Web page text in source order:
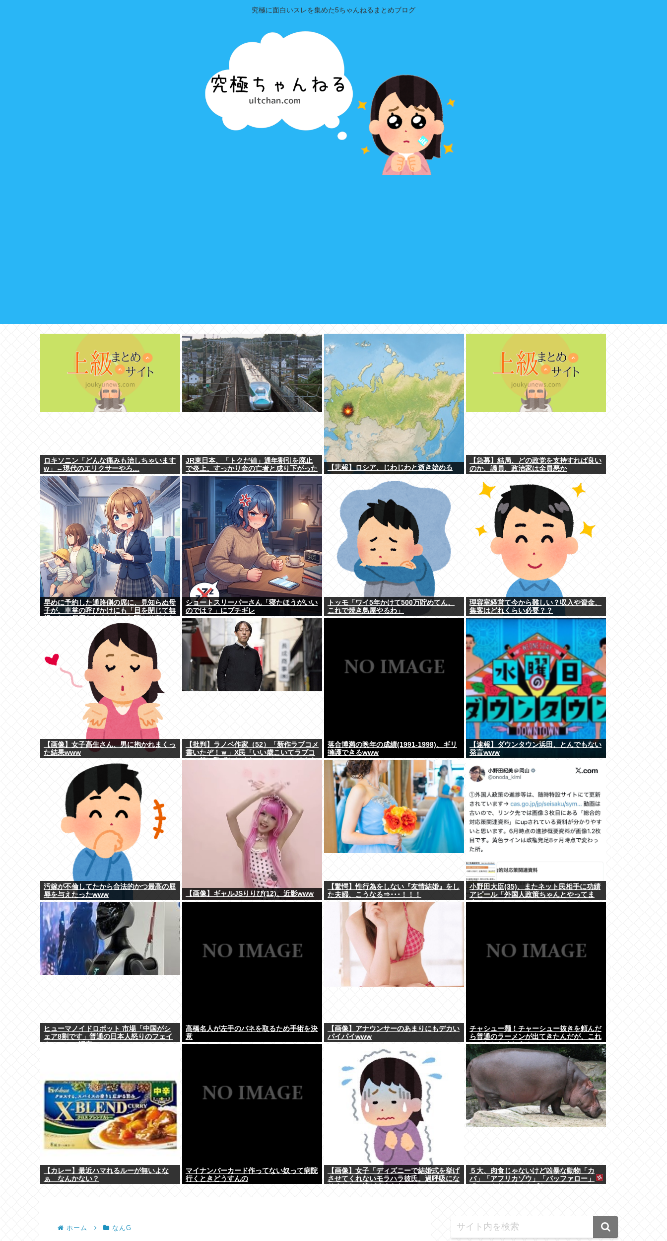
究極に面白いスレを集めた5ちゃんねるまとめブログ
ロキソニン「どんな痛みも治しちゃいます
w」←現代のエリクサーやろ…
JR東日本、「トクだ値」通年割引を廃止
で炎上。すっかり金の亡者と成り下がった
な
【悲報】ロシア、じわじわと逝き始める
【急募】結局、どの政党を支持すれば良い
のか、議員、政治家は全員悪か
早めに予約した通路側の席に、見知らぬ母
子が。車掌の呼びかけにも「目を閉じて無
た席は、結局“やったもん勝ち”になっ...
ショートスリーパーさん「寝たほうがいい
のでは？」にブチギレ
トッモ「ワイ5年かけて500万貯めてん、
これで焼き鳥屋やるわ」
理容室経営て今から難しい？収入や資金、
集客はどれくらい必要？？
【画像】女子高生さん、男に抱かれまくっ
た結果www
【批判】ラノベ作家（52）「新作ラブコメ
書いたぞ！ｗ」X民「いい歳こいてラブコ
メ（笑）恥ずかしくないの？」←やめたれ
落合博満の晩年の成績(1991-1998)、ギリ
擁護できるwww
【速報】ダウンタウン浜田、とんでもない
発言www
汚嫁が不倫してたから合法的かつ最高の屈
辱を与えたったwww
【画像】ギャルJSりりぴ(12)、近影www
【驚愕】性行為をしない『友情結婚』をし
た夫婦、こうなる⇒･･･！！！
小野田大臣(35)、またネット民相手に功績
アピール「外国人政策ちゃんとやってま
す」www
ヒューマノイドロボット 市場「中国がシ
ェア8割です」普通の日本人怒りのフェイ
高橋名人が左手のバネを取るため手術を決
意
【画像】アナウンサーのあまりにもデカい
パイパイwww
チャシュー麺！チャーシュー抜きを頼んだ
ら普通のラーメンが出てきたんだが、これ
っておかしくねえ？
【カレー】最近ハマれるルーが無いよな
ぁ なんかない？
マイナンバーカード作ってない奴って病院
行くときどうすんの
【画像】女子「ディズニーで結婚式を挙げ
させてくれないモラハラ彼氏。過呼吸にな
５大、肉食じゃないけど凶暴な動物「カ
バ」「アフリカゾウ」「バッファロー」
ホーム なんG